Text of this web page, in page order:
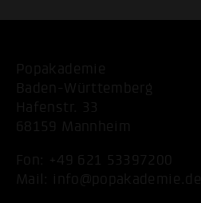
Popakademie
Baden-Württemberg
Hafenstr. 33
68159 Mannheim
Fon: +49 621 53397200
Mail: info@popakademie.de